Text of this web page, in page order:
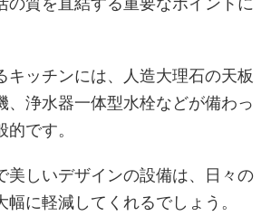
キッチンには、人造大理石の天板
、浄水器一体型水栓などが備わっ
です。
美しいデザインの設備は、日々の
幅に軽減してくれるでしょう。